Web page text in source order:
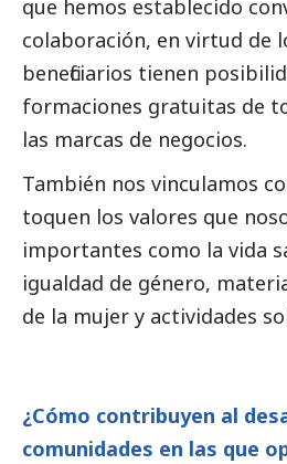
que hemos establecido
colaboración, en virtud de
beneficiarios tienen
formaciones gratuitas de
las marcas de negocios.
También nos vinculamos
toquen los valores que
importantes como la vida
igualdad de género,
de la mujer y actividades
¿Cómo contribuyen al
comunidades en las que